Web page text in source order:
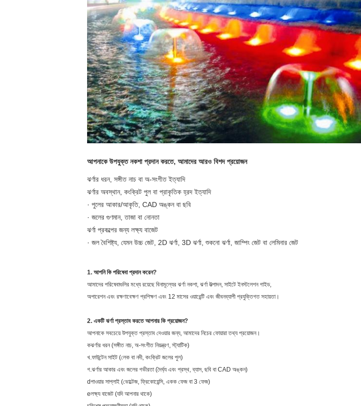
আপনাকে উপযুক্ত নকশা প্রদান করতে, আমাদের আরও বিশদ প্রয়োজন
ঝর্ণার ধরন, সঙ্গীত নাচ বা অ-সংগীত ইত্যাদি
ঝর্ণার অবস্থান, কংক্রিট পুল বা প্রাকৃতিক হ্রদ ইত্যাদি
· পুলের আকার/আকৃতি, CAD অঙ্কন বা ছবি
· জলের গুণমান, তাজা বা নোনতা
ঝর্ণা প্রকল্পের জন্য লক্ষ্য বাজেট
· জল বৈশিষ্ট্য, যেমন উচ্চ জেট, 2D ঝর্ণা, 3D ঝর্ণা, শুকনো ঝর্ণা, জাম্পিং জেট বা লেমিনার জেট
1. আপনি কি পরিষেবা প্রদান করেন?
আমাদের পরিষেবাগুলির মধ্যে রয়েছে বিনামূল্যের ঝর্ণা নকশা, ঝর্ণা উত্পাদন, সাইটে ইনস্টলেশন গাইড,
অপারেশন এবং রক্ষণাবেক্ষণ প্রশিক্ষণ এবং 12 মাসের ওয়ারেন্টি এবং জীবনব্যাপী প্রযুক্তিগত সহায়তা।
2. একটি ঝর্ণা প্রস্তাব করতে আপনার কি প্রয়োজন?
আপনাকে সবচেয়ে উপযুক্ত প্রস্তাব দেওয়ার জন্য, আমাদের নিচের ফোয়ারা তথ্য প্রয়োজন।
কঝর্ণার ধরন (সঙ্গীত নাচ, অ-সংগীত নিয়ন্ত্রণ, স্ট্যাটিক)
খ.ফাউন্টেন সাইট (লেক বা নদী, কংক্রিট জলের পুল)
গ.ঝর্ণার আকার এবং জলের গভীরতা (দৈর্ঘ্য এবং প্রস্থ, ব্যাস, ছবি বা CAD অঙ্কন)
dপাওয়ার সাপ্লাই (ভোল্টেজ, ফ্রিকোয়েন্সি, একক ফেজ বা 3 ফেজ)
eলক্ষ্য বাজেট (যদি আপনার থাকে)